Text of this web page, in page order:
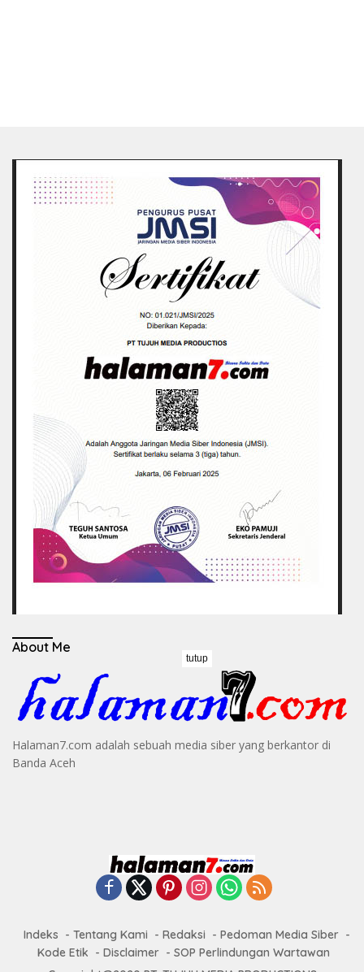
About Me
Halaman7.com adalah sebuah media siber yang berkantor di
Banda Aceh
Indeks Tentang Kami Redaksi
Pedoman Media Siber
Kode Etik
Disclaimer
SOP Perlindungan Wartawan
tutup